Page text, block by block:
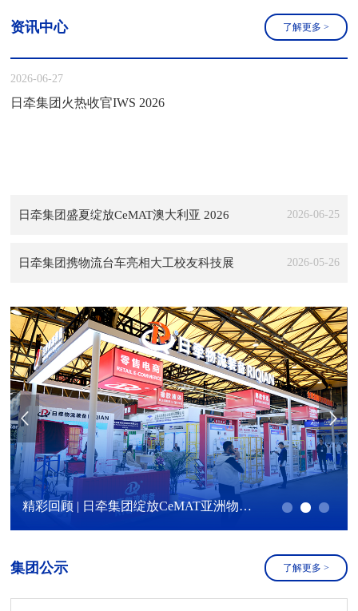
资讯中心 了解更多 >
2026-06-27
日牵集团火热收官IWS 2026
2026-06-25
日牵集团盛夏绽放CeMAT澳大利亚 2026
2026-05-26
日牵集团携物流台车亮相大工校友科技展
精彩回顾 | 日牵集团绽放CeMAT亚洲物流展！
集团公示 了解更多 >